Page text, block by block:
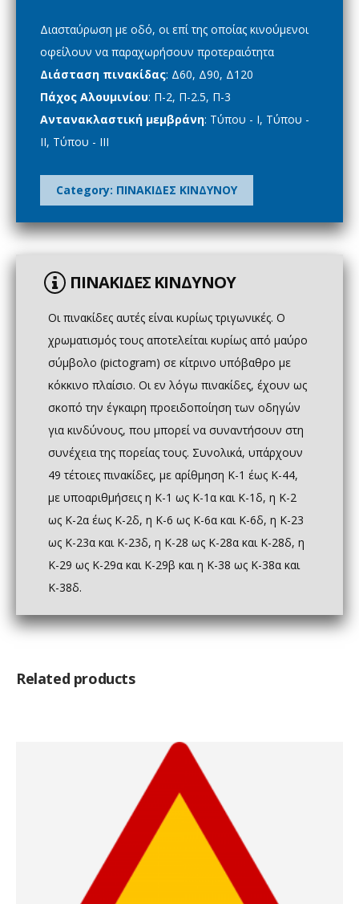
Διασταύρωση με οδό, οι επί της οποίας κινούμενοι
οφείλουν να παραχωρήσουν προτεραιότητα
Διάσταση πινακίδας: Δ60, Δ90, Δ120
Πάχος Αλουμινίου: Π-2, Π-2.5, Π-3
Αντανακλαστική μεμβράνη: Τύπου - Ι, Τύπου -
ΙΙ, Τύπου - ΙΙΙ
Category: ΠΙΝΑΚΙΔΕΣ ΚΙΝΔΥΝΟΥ
ΠΙΝΑΚΙΔΕΣ ΚΙΝΔΥΝΟΥ
Οι πινακίδες αυτές είναι κυρίως τριγωνικές. Ο
χρωματισμός τους αποτελείται κυρίως από μαύρο
σύμβολο (pictogram) σε κίτρινο υπόβαθρο με
κόκκινο πλαίσιο. Οι εν λόγω πινακίδες, έχουν ως
σκοπό την έγκαιρη προειδοποίηση των οδηγών
για κινδύνους, που μπορεί να συναντήσουν στη
συνέχεια της πορείας τους. Συνολικά, υπάρχουν
49 τέτοιες πινακίδες, με αρίθμηση Κ-1 έως Κ-44,
με υποαριθμήσεις η Κ-1 ως Κ-1α και Κ-1δ, η Κ-2
ως Κ-2α έως Κ-2δ, η Κ-6 ως Κ-6α και Κ-6δ, η Κ-23
ως Κ-23α και Κ-23δ, η Κ-28 ως Κ-28α και Κ-28δ, η
Κ-29 ως Κ-29α και Κ-29β και η Κ-38 ως Κ-38α και
Κ-38δ.
Related products